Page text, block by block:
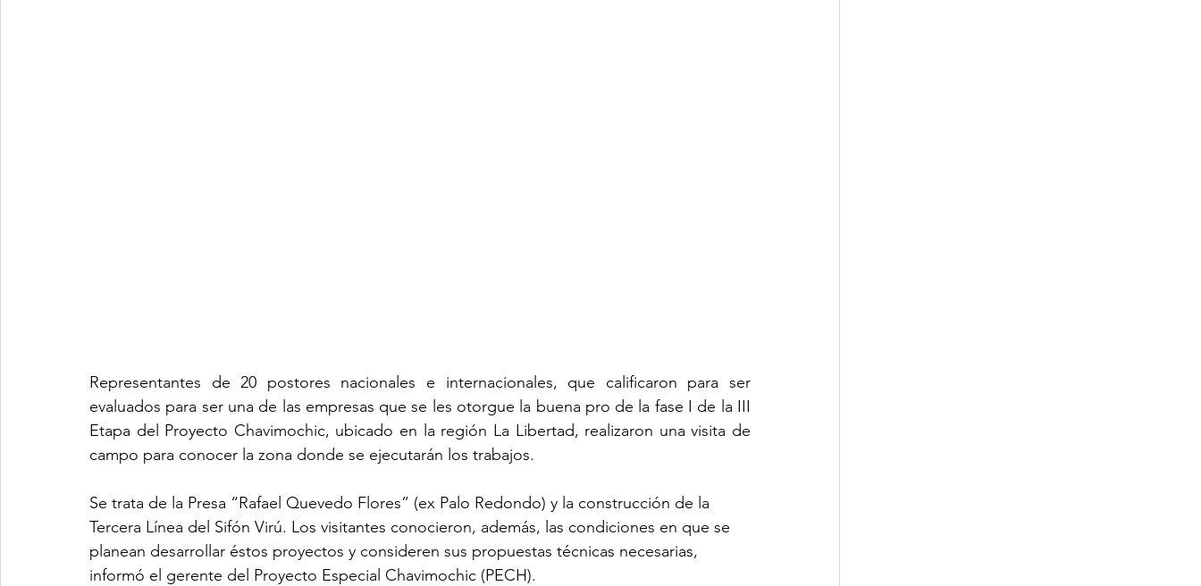
Representantes de 20 postores nacionales e internacionales, que calificaron para ser
evaluados para ser una de las empresas que se les otorgue la buena pro de la fase I de la III
Etapa del Proyecto Chavimochic, ubicado en la región La Libertad, realizaron una visita de
campo para conocer la zona donde se ejecutarán los trabajos.
Se trata de la Presa “Rafael Quevedo Flores” (ex Palo Redondo) y la construcción de la
Tercera Línea del Sifón Virú. Los visitantes conocieron, además, las condiciones en que se
planean desarrollar éstos proyectos y consideren sus propuestas técnicas necesarias,
informó el gerente del Proyecto Especial Chavimochic (PECH).